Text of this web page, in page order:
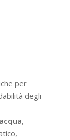
per
degli
,